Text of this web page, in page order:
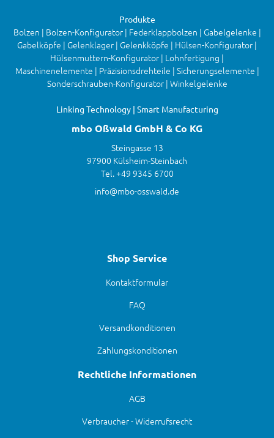
Produkte
Bolzen | Bolzen-Konfigurator | Federklappbolzen | Gabelgelenke |
Gabelköpfe | Gelenklager | Gelenkköpfe | Hülsen-Konfigurator |
Hülsenmuttern-Konfigurator | Lohnfertigung |
Maschinenelemente | Präzisionsdrehteile | Sicherungselemente |
Sonderschrauben-Konfigurator | Winkelgelenke
Linking Technology | Smart Manufacturing
mbo Oßwald GmbH & Co KG
Steingasse 13
97900 Külsheim-Steinbach
Tel. +49 9345 6700
info@mbo-osswald.de
Shop Service
Kontaktformular
FAQ
Versandkonditionen
Zahlungskonditionen
Rechtliche Informationen
AGB
Verbraucher - Widerrufsrecht